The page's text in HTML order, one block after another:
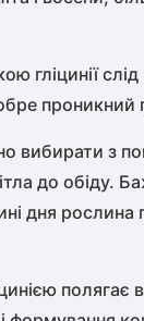
гліцинії слід
проникний
вибирати з
до обіду.
дня рослина
полягає в